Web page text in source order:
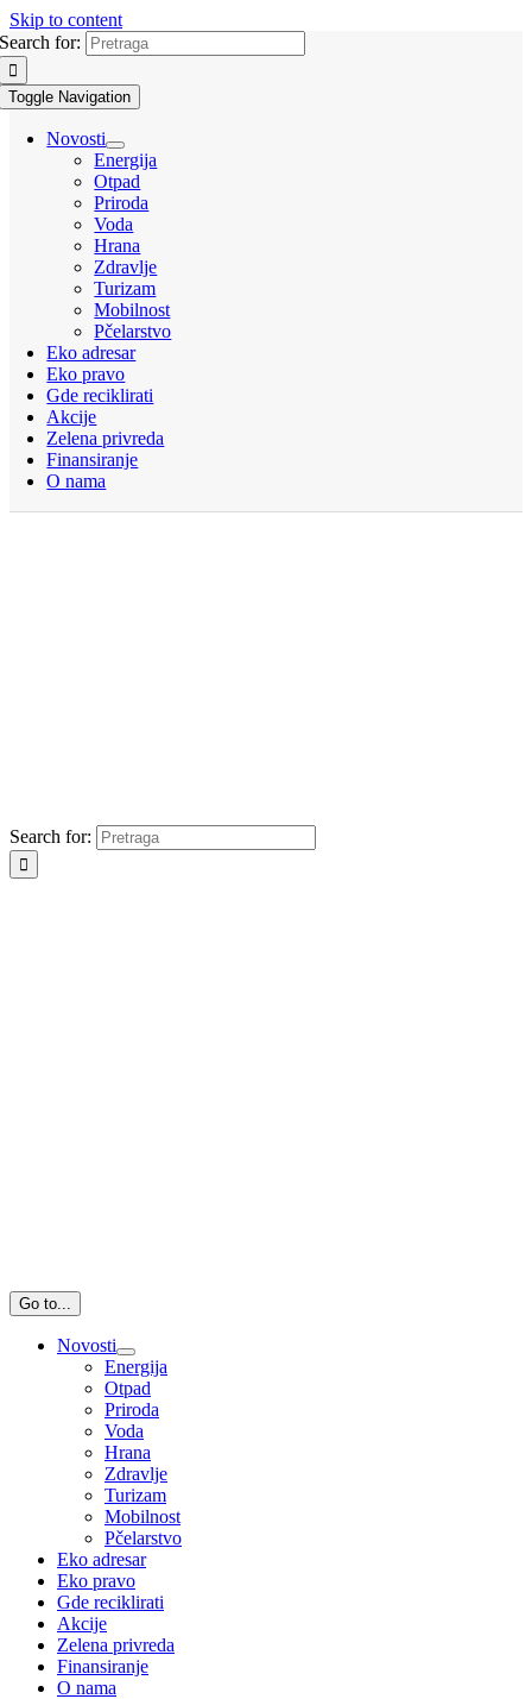
Skip to content
Search for:
Toggle Navigation
Novosti
Energija
Otpad
Priroda
Voda
Hrana
Zdravlje
Turizam
Mobilnost
Pčelarstvo
Eko adresar
Eko pravo
Gde reciklirati
Akcije
Zelena privreda
Finansiranje
O nama
Search for:
Go to...
Novosti
Energija
Otpad
Priroda
Voda
Hrana
Zdravlje
Turizam
Mobilnost
Pčelarstvo
Eko adresar
Eko pravo
Gde reciklirati
Akcije
Zelena privreda
Finansiranje
O nama